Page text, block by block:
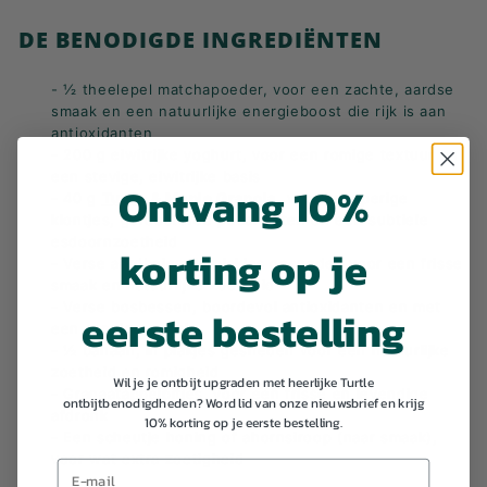
DE BENODIGDE INGREDIËNTEN
- ½ theelepel matchapoeder, voor een zachte, aardse
smaak en een natuurlijke energieboost die rijk is aan
antioxidanten
- 200 g eiwitrijke yoghurt, voor een romige textuur en
Turtle & Maple Granola , voor knapperige
klontjes, geroosterde pecannoten en een subtiele
- Verse aardbeien, in plakjes gesneden voor een frisse
smaak en natuurlijke zoetheid
een sappige smaak
- ½ banaan, in plakjes gesneden voor een natuurlijke
- Granaatappelpitjes, voor een frisse en levendige
afdronk
- Een scheutje honing of ahornsiroop (naar smaak),
voor wat extra zoetigheid
Ontvang 10%
korting op je
eerste bestelling
Wil je je ontbijt upgraden met heerlijke Turtle
ontbijtbenodigdheden? Word lid van onze nieuwsbrief en krijg
10% korting op je eerste bestelling.